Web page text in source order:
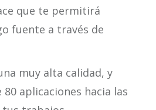
que te permitirá
fuente a través de
muy alta calidad, y
aplicaciones hacia las